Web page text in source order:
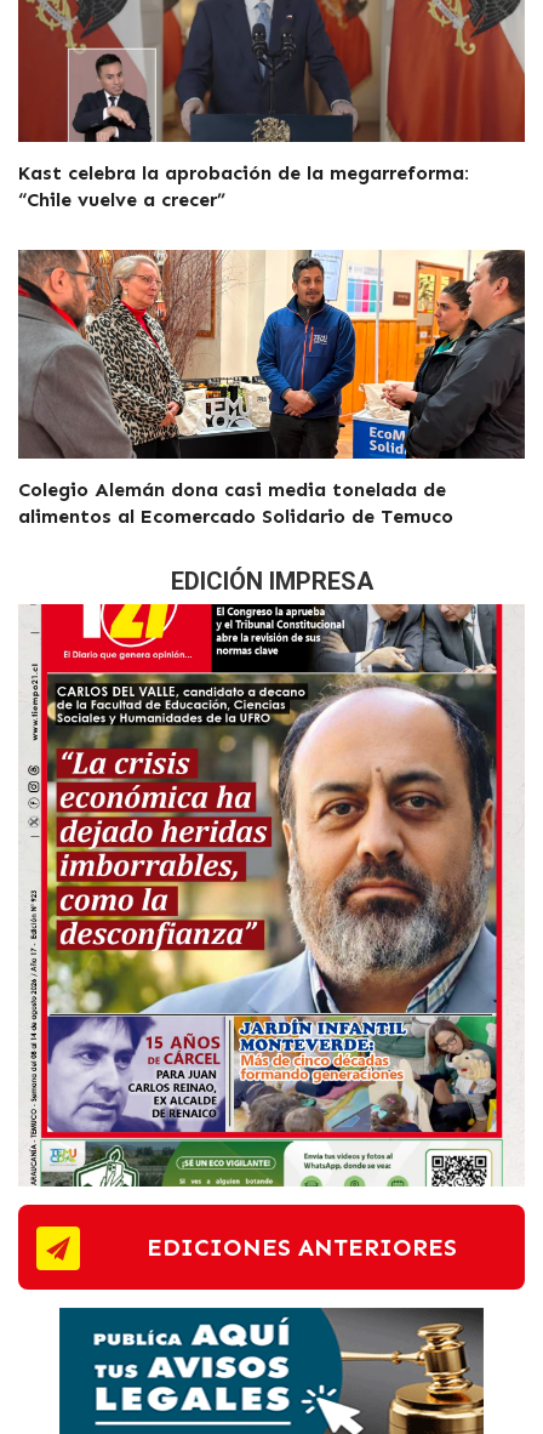
Kast celebra la aprobación de la megarreforma:
“Chile vuelve a crecer”
Colegio Alemán dona casi media tonelada de
alimentos al Ecomercado Solidario de Temuco
EDICIÓN IMPRESA
EDICIONES ANTERIORES